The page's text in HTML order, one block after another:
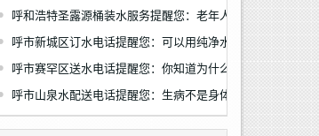
呼和浩特圣露源桶装水服务提醒您：老年人应该怎样健康饮
呼市新城区订水电话提醒您：可以用纯净水给宝宝冲奶粉吗
呼市赛罕区送水电话提醒您：你知道为什么矿泉水，是喝酱
呼市山泉水配送电话提醒您：生病不是身体缺药，而是缺水